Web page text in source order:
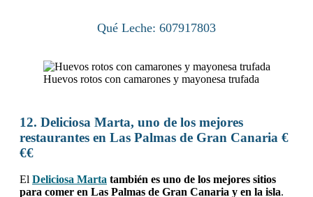
Qué Leche: 607917803
Huevos rotos con camarones y mayonesa trufada
12. Deliciosa Marta, uno de los mejores
restaurantes en Las Palmas de Gran Canaria €
€€
El Deliciosa Marta también es uno de los mejores sitios
para comer en Las Palmas de Gran Canaria y en la isla.